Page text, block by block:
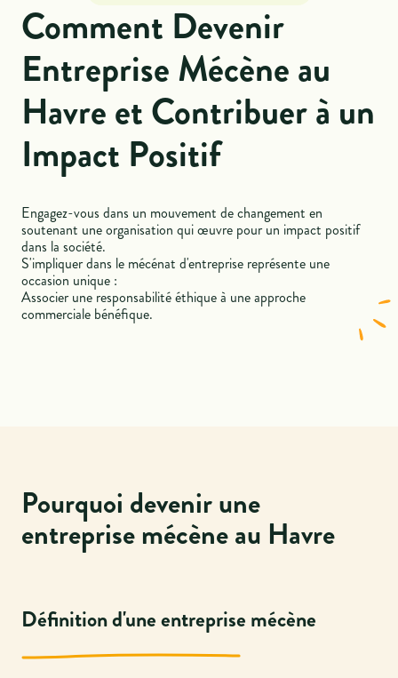
Comment Devenir
Entreprise Mécène au
Havre et Contribuer à un
Impact Positif
Engagez-vous dans un mouvement de changement en
soutenant une organisation qui œuvre pour un impact positif
dans la société.
S'impliquer dans le mécénat d'entreprise représente une
occasion unique :
Associer une responsabilité éthique à une approche
commerciale bénéfique.
Pourquoi devenir une
entreprise mécène au Havre
Définition d'une entreprise mécène